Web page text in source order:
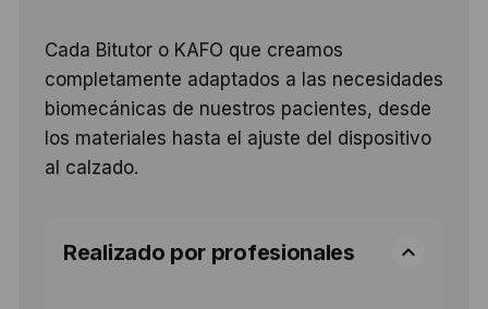
Cada Bitutor o KAFO que creamos
completamente adaptados a las necesidades
biomecánicas de nuestros pacientes, desde
los materiales hasta el ajuste del dispositivo
al calzado.
Realizado por profesionales